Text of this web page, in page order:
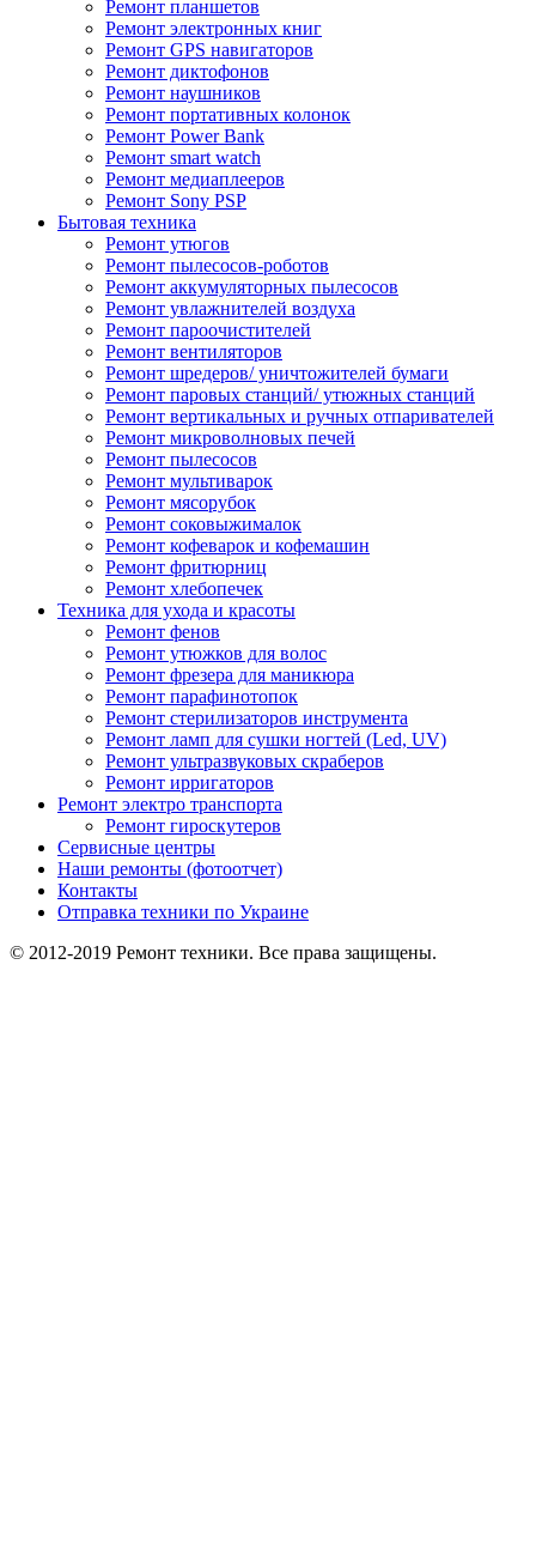
Ремонт планшетов
Ремонт электронных книг
Ремонт GPS навигаторов
Ремонт диктофонов
Ремонт наушников
Ремонт портативных колонок
Ремонт Power Bank
Ремонт smart watch
Ремонт медиаплееров
Ремонт Sony PSP
Бытовая техника
Ремонт утюгов
Ремонт пылесосов-роботов
Ремонт аккумуляторных пылесосов
Ремонт увлажнителей воздуха
Ремонт пароочистителей
Ремонт вентиляторов
Ремонт шредеров/ уничтожителей бумаги
Ремонт паровых станций/ утюжных станций
Ремонт вертикальных и ручных отпаривателей
Ремонт микроволновых печей
Ремонт пылесосов
Ремонт мультиварок
Ремонт мясорубок
Ремонт соковыжималок
Ремонт кофеварок и кофемашин
Ремонт фритюрниц
Ремонт хлебопечек
Техника для ухода и красоты
Ремонт фенов
Ремонт утюжков для волос
Ремонт фрезера для маникюра
Ремонт парафинотопок
Ремонт стерилизаторов инструмента
Ремонт ламп для сушки ногтей (Led, UV)
Ремонт ультразвуковых скраберов
Ремонт ирригаторов
Ремонт электро транспорта
Ремонт гироскутеров
Сервисные центры
Наши ремонты (фотоотчет)
Контакты
Отправка техники по Украине
© 2012-2019 Ремонт техники. Все права защищены.